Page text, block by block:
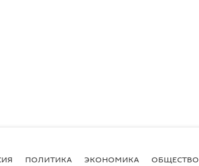
ПОЛИТИКА ЭКОНОМИКА ОБЩЕСТВО